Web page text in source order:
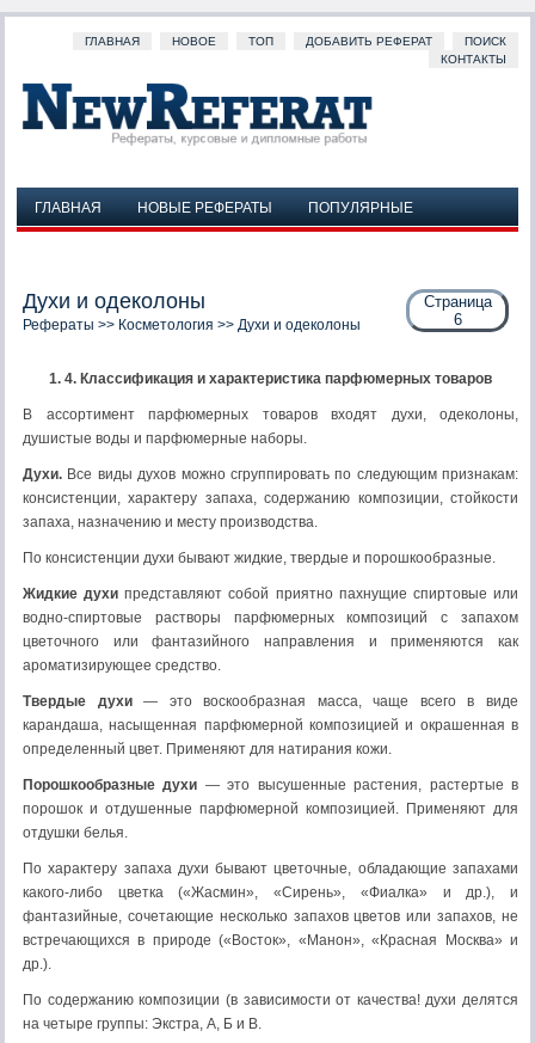
ГЛАВНАЯ НОВОЕ ТОП ДОБАВИТЬ РЕФЕРАТ
ПОИСК
КОНТАКТЫ
ГЛАВНАЯ НОВЫЕ РЕФЕРАТЫ
ПОПУЛЯРНЫЕ
Страница
6
Духи и одеколоны
Рефераты >> Косметология >> Духи и одеколоны
1. 4. Классификация и характеристика парфюмерных товаров
В ассортимент парфюмерных товаров входят духи, одеколо­ны,
душистые воды и парфюмерные наборы.
Духи. Все виды духов можно сгруппировать по следующим признакам:
консистенции, характеру запаха, содержанию ком­позиции, стойкости
запаха, назначению и месту производства.
По консистенции духи бывают жидкие, твердые и порошко­образные.
Жидкие духи представляют собой приятно пахнущие спиртовые или
водно-спиртовые растворы парфюмерных компо­зиций с запахом
цветочного или фантазийного направления и применяются как
ароматизирующее средство.
Твердые духи— это воскообразная масса, чаще всего в виде
карандаша, насыщенная парфюмерной композицией и окрашенная в
определенный цвет. Применяют для натирания кожи.
Порошкообразные духи — это высушенные расте­ния, растертые в
порошок и отдушенные парфюмерной компо­зицией. Применяют для
отдушки белья.
По характеру запаха духи бывают цветочные, обла­дающие запахами
какого-либо цветка («Жасмин», «Сирень», «Фиалка» и др.), и
фантазийные, сочетающие несколько запахов цветов или запахов, не
встречающихся в природе («Восток», «Манон», «Красная Москва» и
др.).
По содержанию композиции (в зависимости от качества! духи делятся
на четыре группы: Экстра, А, Б и В.